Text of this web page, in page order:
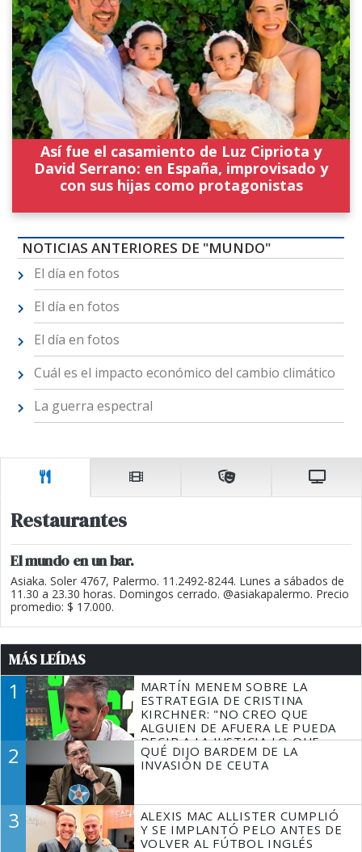
Así fue el casamiento de Luz Cipriota y
David Serrano: en España, improvisado y
con sus hijas como protagonistas
NOTICIAS ANTERIORES DE "MUNDO"
El día en fotos
El día en fotos
El día en fotos
Cuál es el impacto económico del cambio climático
La guerra espectral
Restaurantes
El mundo en un bar.
Asiaka. Soler 4767, Palermo. 11.2492-8244. Lunes a sábados de
11.30 a 23.30 horas. Domingos cerrado. @asiakapalermo. Precio
promedio: $ 17.000.
MÁS LEÍDAS
1
MARTÍN MENEM SOBRE LA
ESTRATEGIA DE CRISTINA
KIRCHNER: "NO CREO QUE
ALGUIEN DE AFUERA LE PUEDA
DECIR A LA JUSTICIA LO QUE
TIENE QUE HACER"
2
QUÉ DIJO BARDEM DE LA
INVASIÓN DE CEUTA
3
ALEXIS MAC ALLISTER CUMPLIÓ
Y SE IMPLANTÓ PELO ANTES DE
VOLVER AL FÚTBOL INGLÉS